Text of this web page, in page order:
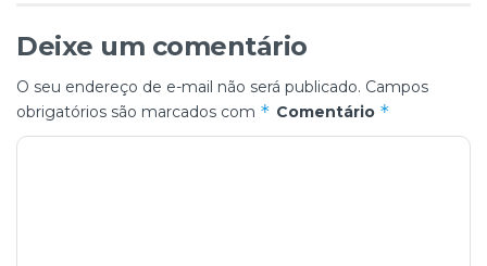
Deixe um comentário
O seu endereço de e-mail não será publicado. Campos
obrigatórios são marcados com * Comentário *